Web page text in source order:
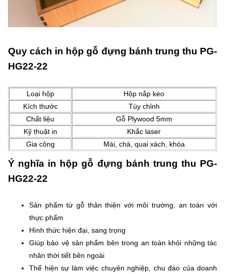
Quy cách in hộp gỗ đựng bánh trung thu PG-
HG22-22
Loại hộp
Hộp nắp kéo
Kích thước
Tùy chỉnh
Chất liệu
Gỗ Plywood 5mm
Kỹ thuật in
Khắc laser
Gia công
Mài, chà, quai xách, khóa
Ý nghĩa in hộp gỗ đựng bánh trung thu PG-
HG22-22
Sản phẩm từ gỗ thân thiện với môi trường, an toàn với
thực phẩm
Hình thức hiện đại, sang trọng
Giúp bảo vệ sản phẩm bên trong an toàn khỏi những tác
nhân thời tiết bên ngoài
Thể hiện sự làm việc chuyên nghiệp, chu đáo của doanh